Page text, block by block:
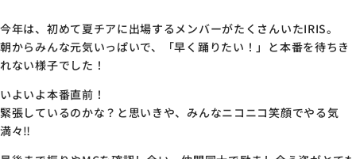
今年は、初めて夏チアに出場するメンバーがたくさんいたIRIS。
朝からみんな元気いっぱいで、「早く踊りたい！」と本番を待ちき
れない様子でした！
いよいよ本番直前！
緊張しているのかな？と思いきや、みんなニコニコ笑顔でやる気
満々‼